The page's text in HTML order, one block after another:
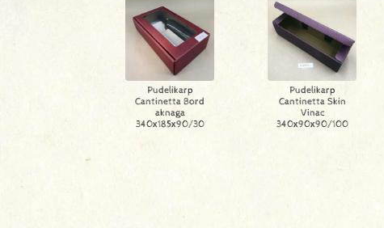
Pudelikarp
Cantinetta Bord
aknaga
340x185x90/30
Pudelikarp
Cantinetta Skin
Vinac
340x90x90/100